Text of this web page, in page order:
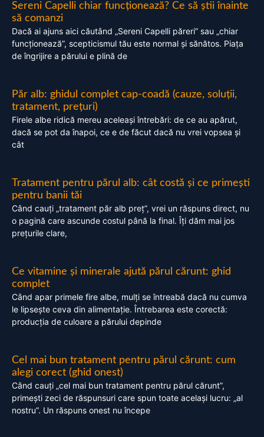
Sereni Capelli chiar funcționează? Ce să știi înainte
să comanzi
Dacă ai ajuns aici căutând „Sereni Capelli păreri” sau „chiar
funcționează”, scepticismul tău este normal și sănătos. Piața
de îngrijire a părului e plină de
Păr alb: ghidul complet cap-coadă (cauze, soluții,
tratament, prețuri)
Firele albe ridică mereu aceleași întrebări: de ce au apărut,
dacă se pot da înapoi, ce e de făcut dacă nu vrei vopsea și
cât
Tratament pentru părul alb: cât costă și ce primești
pentru banii tăi
Când cauți „tratament păr alb preț”, vrei un răspuns direct, nu
o pagină care ascunde costul până la final. Îți dăm mai jos
prețurile clare,
Ce vitamine și minerale ajută părul cărunt: ghid
complet
Când apar primele fire albe, mulți se întreabă dacă nu cumva
le lipsește ceva din alimentație. Întrebarea este corectă:
producția de culoare a părului depinde
Cel mai bun tratament pentru părul cărunt: cum
alegi corect (ghid onest)
Când cauți „cel mai bun tratament pentru părul cărunt”,
primești zeci de răspunsuri care spun toate același lucru: „al
nostru”. Un răspuns onest nu începe